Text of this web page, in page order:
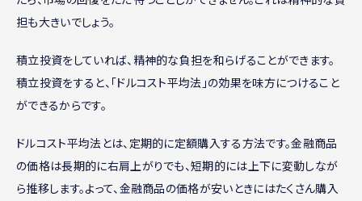
担も大きいでしょう。
積立投資をしていれば、精神的な負担を和らげることができます。
積立投資をすると、「ドルコスト平均法」の効果を味方につけること
ができるからです。
ドルコスト平均法とは、定期的に定額購入する方法です。金融商品
の価格は長期的に右肩上がりでも、短期的には上下に変動しなが
ら推移します。よって、金融商品の価格が安いときにはたくさん購入